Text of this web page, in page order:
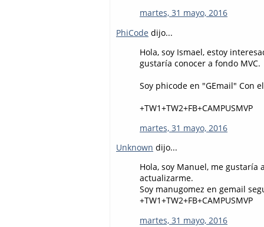
martes, 31 mayo, 2016
PhiCode dijo...
Hola, soy Ismael, estoy
gustaría conocer a fondo MVC.
Soy phicode en "GEmail" Con
+TW1+TW2+FB+CAMPUSMVP
martes, 31 mayo, 2016
Unknown dijo...
Hola, soy Manuel, me gustaría
actualizarme.
Soy manugomez en gemail
+TW1+TW2+FB+CAMPUSMVP
martes, 31 mayo, 2016